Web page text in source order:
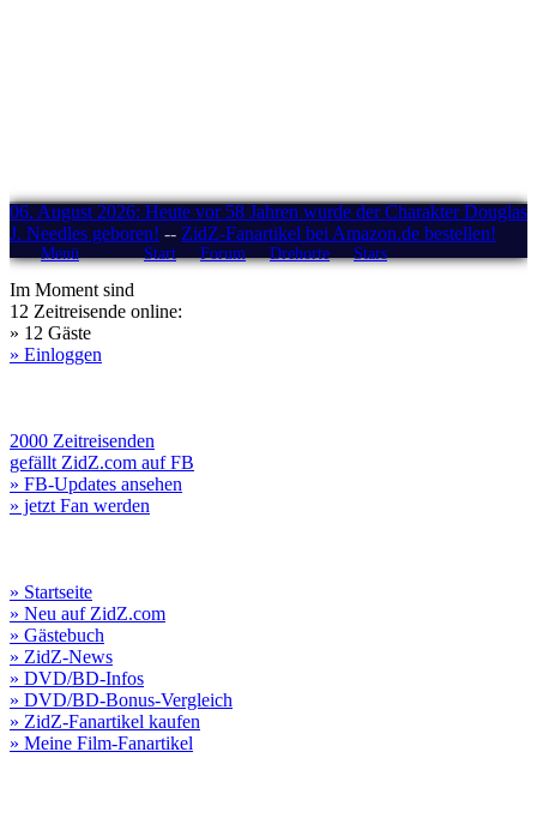
06. August 2026: Heute vor 58 Jahren wurde der Charakter Douglas
J. Needles geboren! -- ZidZ-Fanartikel bei Amazon.de bestellen!
Menü Start Forum Drehorte Stars
Im Moment sind
12 Zeitreisende online:
» 12 Gäste
» Einloggen
2000 Zeitreisenden
gefällt ZidZ.com auf FB
» FB-Updates ansehen
» jetzt Fan werden
» Startseite
» Neu auf ZidZ.com
» Gästebuch
» ZidZ-News
» DVD/BD-Infos
» DVD/BD-Bonus-Vergleich
» ZidZ-Fanartikel kaufen
» Meine Film-Fanartikel